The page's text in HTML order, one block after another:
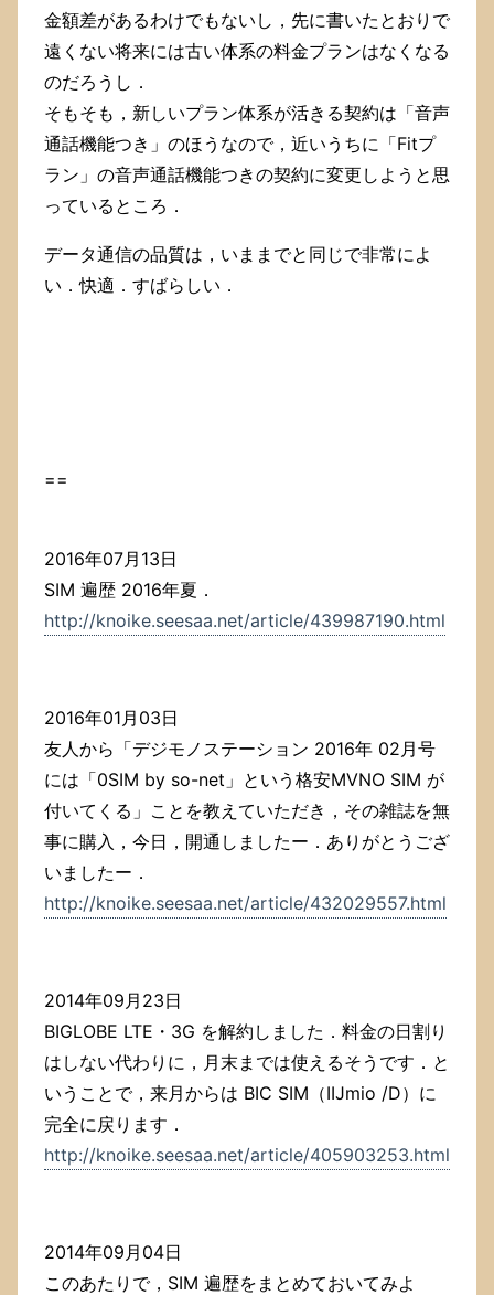
金額差があるわけでもないし，先に書いたとおりで
遠くない将来には古い体系の料金プランはなくなる
のだろうし．
そもそも，新しいプラン体系が活きる契約は「音声
通話機能つき」のほうなので，近いうちに「Fitプ
ラン」の音声通話機能つきの契約に変更しようと思
っているところ．
データ通信の品質は，いままでと同じで非常によ
い．快適．すばらしい．
==
2016年07月13日
SIM 遍歴 2016年夏．
http://knoike.seesaa.net/article/439987190.html
2016年01月03日
友人から「デジモノステーション 2016年 02月号
には「0SIM by so-net」という格安MVNO SIM が
付いてくる」ことを教えていただき，その雑誌を無
事に購入，今日，開通しましたー．ありがとうござ
いましたー．
http://knoike.seesaa.net/article/432029557.html
2014年09月23日
BIGLOBE LTE・3G を解約しました．料金の日割り
はしない代わりに，月末までは使えるそうです．と
いうことで，来月からは BIC SIM（IIJmio /D）に
完全に戻ります．
http://knoike.seesaa.net/article/405903253.html
2014年09月04日
このあたりで，SIM 遍歴をまとめておいてみよ